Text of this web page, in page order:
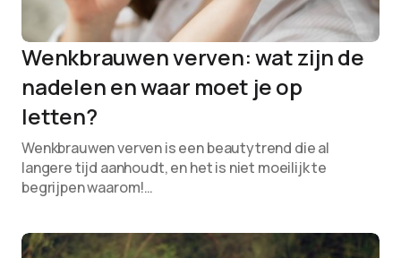
Wenkbrauwen verven: wat zijn de
nadelen en waar moet je op
letten?
Wenkbrauwen verven is een beautytrend die al
langere tijd aanhoudt, en het is niet moeilijk te
begrijpen waarom!…